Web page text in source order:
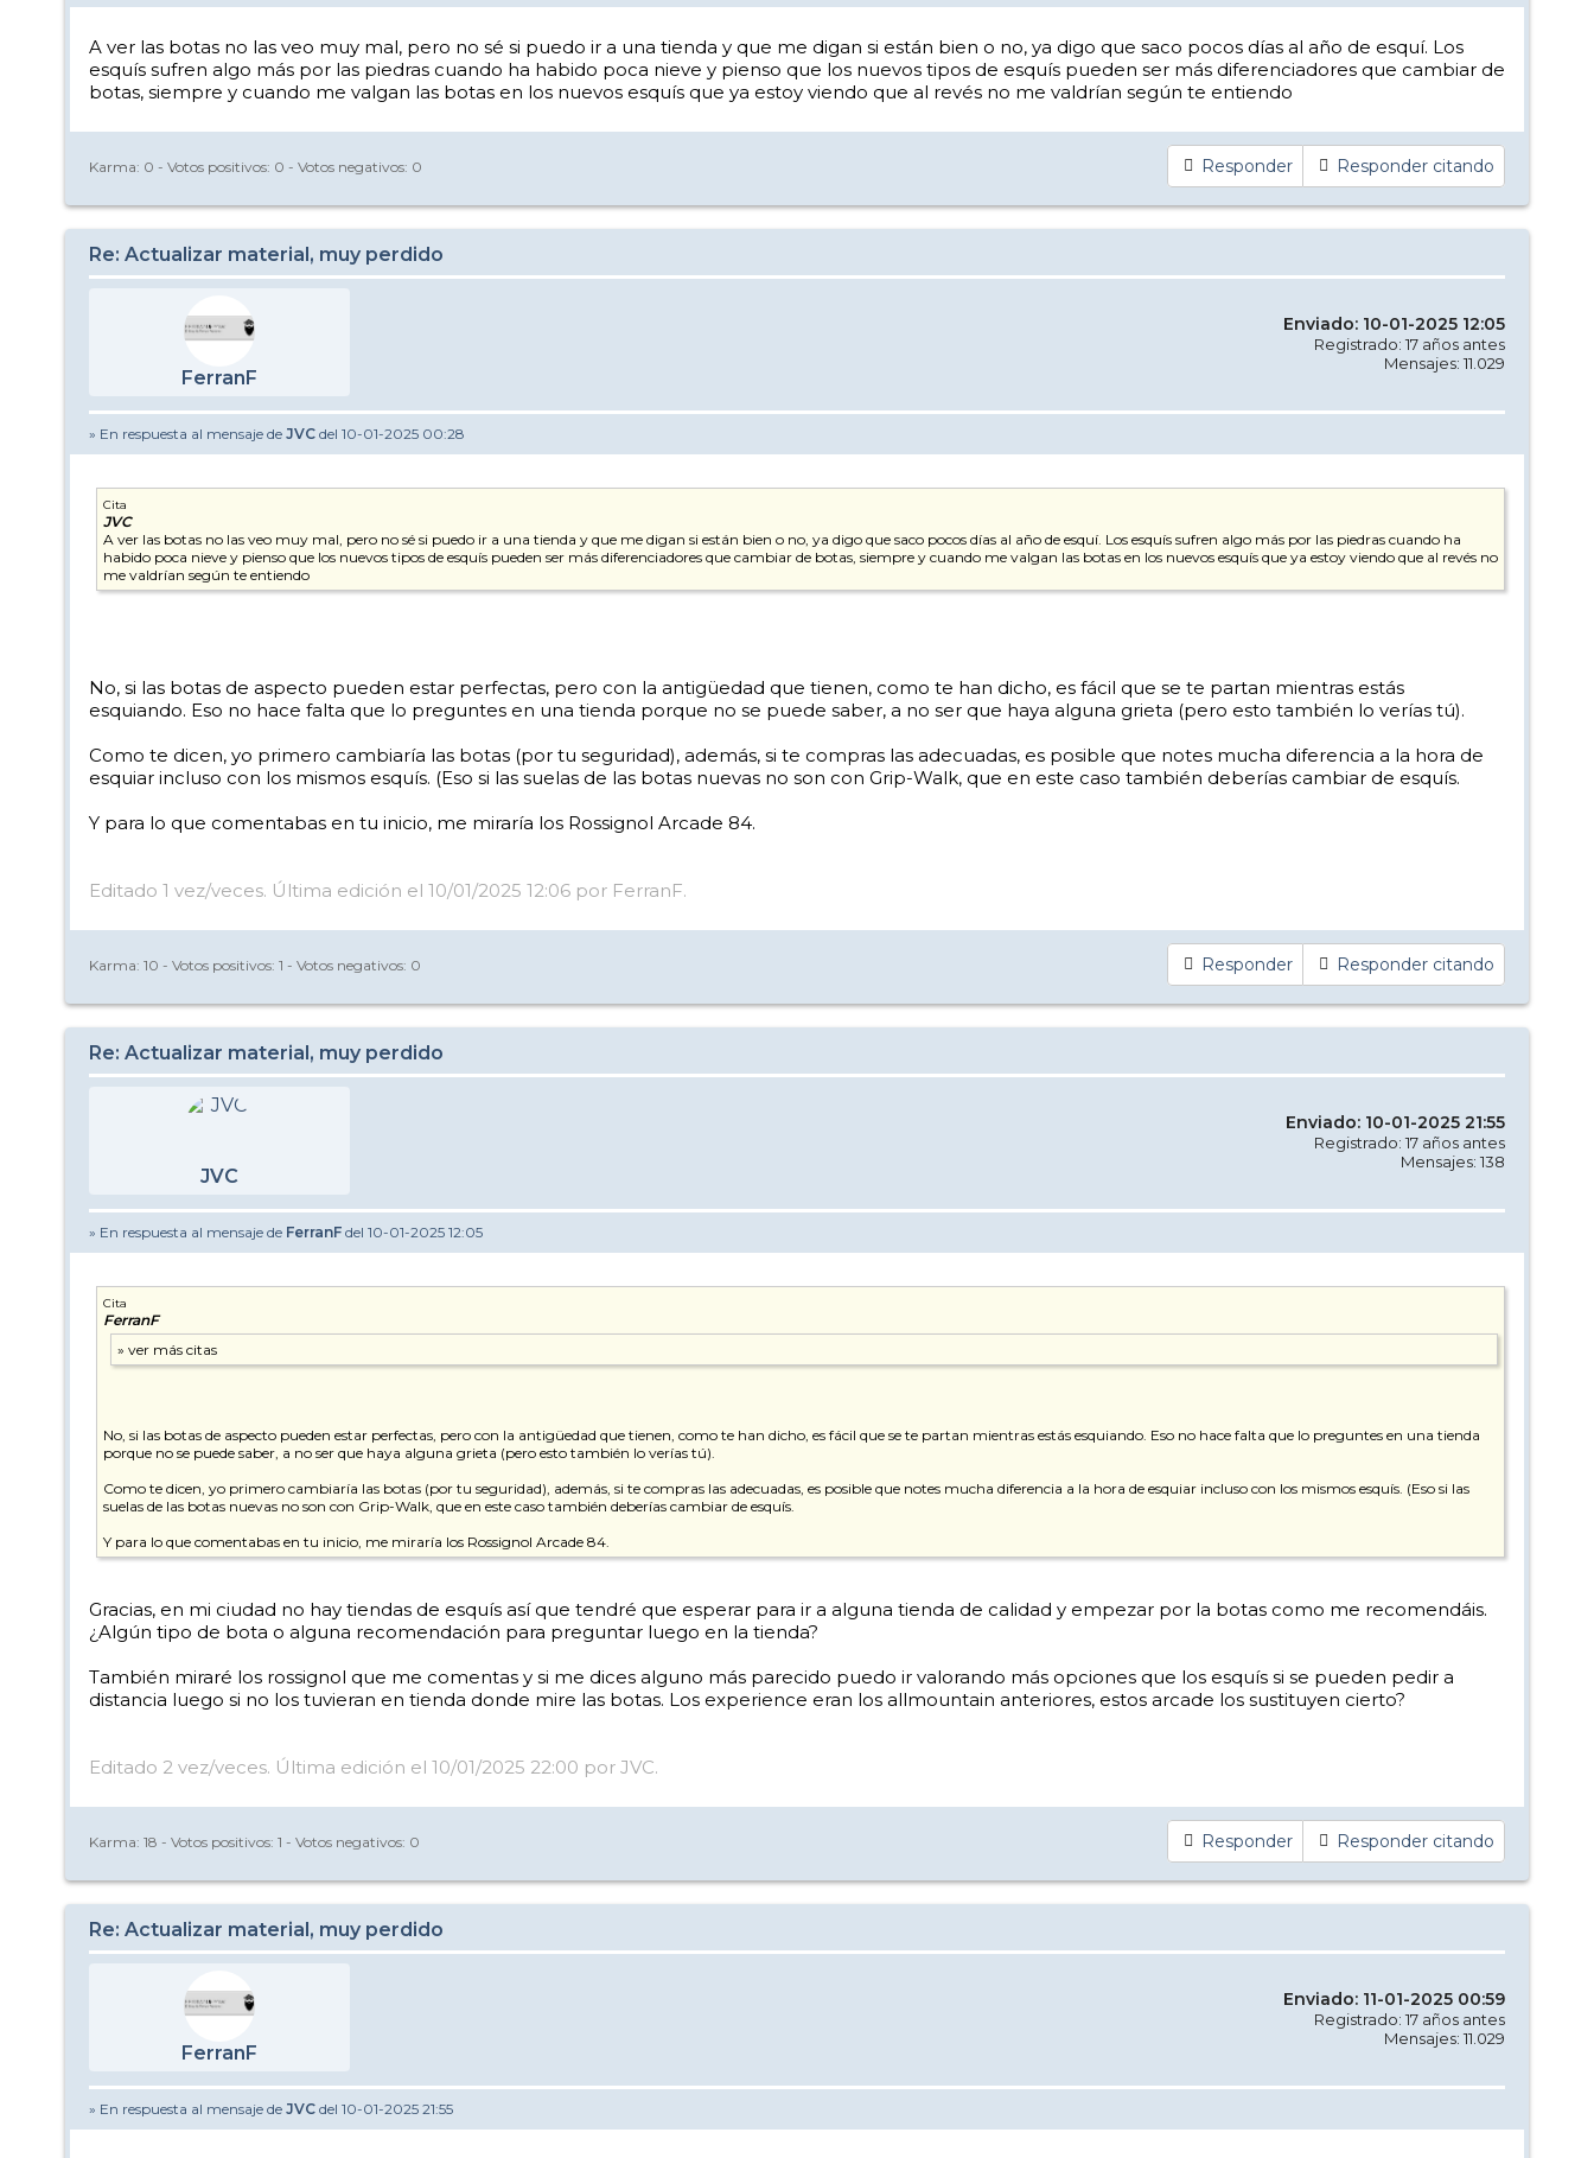
A ver las botas no las veo muy mal, pero no sé si puedo ir a una tienda y que me digan si están bien o no, ya digo que saco pocos días al año de esquí. Los
esquís sufren algo más por las piedras cuando ha habido poca nieve y pienso que los nuevos tipos de esquís pueden ser más diferenciadores que cambiar de
botas, siempre y cuando me valgan las botas en los nuevos esquís que ya estoy viendo que al revés no me valdrían según te entiendo
Responder Responder citando
Karma: 0 - Votos positivos: 0 - Votos negativos: 0
Re: Actualizar material, muy perdido
FerranF
Enviado: 10-01-2025 12:05
Registrado: 17 años antes
Mensajes: 11.029
» En respuesta al mensaje de JVC del 10-01-2025 00:28
Cita
JVC
A ver las botas no las veo muy mal, pero no sé si puedo ir a una tienda y que me digan si están bien o no, ya digo que saco pocos días al año de esquí. Los esquís sufren algo más por las piedras cuando ha
habido poca nieve y pienso que los nuevos tipos de esquís pueden ser más diferenciadores que cambiar de botas, siempre y cuando me valgan las botas en los nuevos esquís que ya estoy viendo que al revés no
me valdrían según te entiendo
No, si las botas de aspecto pueden estar perfectas, pero con la antigüedad que tienen, como te han dicho, es fácil que se te partan mientras estás
esquiando. Eso no hace falta que lo preguntes en una tienda porque no se puede saber, a no ser que haya alguna grieta (pero esto también lo verías tú).
Como te dicen, yo primero cambiaría las botas (por tu seguridad), además, si te compras las adecuadas, es posible que notes mucha diferencia a la hora de
esquiar incluso con los mismos esquís. (Eso si las suelas de las botas nuevas no son con Grip-Walk, que en este caso también deberías cambiar de esquís.
Y para lo que comentabas en tu inicio, me miraría los Rossignol Arcade 84.
Editado 1 vez/veces. Última edición el 10/01/2025 12:06 por FerranF.
Responder Responder citando
Karma: 10 - Votos positivos: 1 - Votos negativos: 0
Re: Actualizar material, muy perdido
JVC
Enviado: 10-01-2025 21:55
Registrado: 17 años antes
Mensajes: 138
» En respuesta al mensaje de FerranF del 10-01-2025 12:05
Cita
FerranF
No, si las botas de aspecto pueden estar perfectas, pero con la antigüedad que tienen, como te han dicho, es fácil que se te partan mientras estás esquiando. Eso no hace falta que lo preguntes en una tienda
porque no se puede saber, a no ser que haya alguna grieta (pero esto también lo verías tú).
Como te dicen, yo primero cambiaría las botas (por tu seguridad), además, si te compras las adecuadas, es posible que notes mucha diferencia a la hora de esquiar incluso con los mismos esquís. (Eso si las
suelas de las botas nuevas no son con Grip-Walk, que en este caso también deberías cambiar de esquís.
Y para lo que comentabas en tu inicio, me miraría los Rossignol Arcade 84.
Gracias, en mi ciudad no hay tiendas de esquís así que tendré que esperar para ir a alguna tienda de calidad y empezar por la botas como me recomendáis.
¿Algún tipo de bota o alguna recomendación para preguntar luego en la tienda?
También miraré los rossignol que me comentas y si me dices alguno más parecido puedo ir valorando más opciones que los esquís si se pueden pedir a
distancia luego si no los tuvieran en tienda donde mire las botas. Los experience eran los allmountain anteriores, estos arcade los sustituyen cierto?
Editado 2 vez/veces. Última edición el 10/01/2025 22:00 por JVC.
Responder Responder citando
Karma: 18 - Votos positivos: 1 - Votos negativos: 0
Re: Actualizar material, muy perdido
FerranF
Enviado: 11-01-2025 00:59
Registrado: 17 años antes
Mensajes: 11.029
» En respuesta al mensaje de JVC del 10-01-2025 21:55